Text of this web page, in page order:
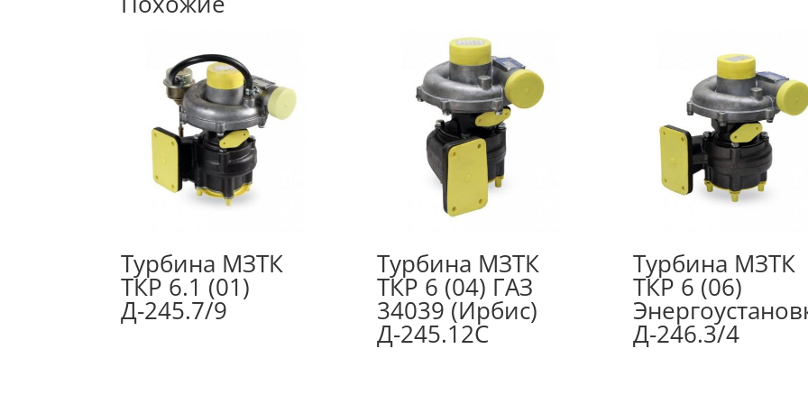
Турбина МЗТК
ТКР 6.1 (01)
Д-245.7/9
Турбина МЗТК
ТКР 6 (04) ГАЗ
34039 (Ирбис)
Д-245.12С
Турбина МЗТК
ТКР 6 (06)
Д-246.3/4